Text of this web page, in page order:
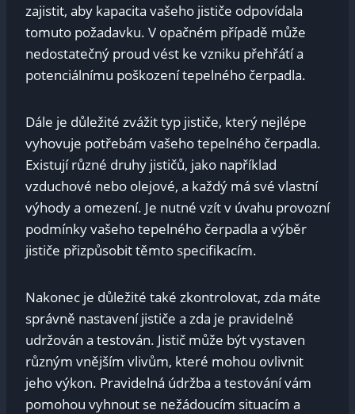
zajistit, aby kapacita vašeho​ jističe‍ odpovídala
tomuto požadavku. ​V⁢ opačném případě může
nedostatečný⁣ proud vést ke ⁤vzniku přehřátí a⁣
potenciálnímu⁤ poškození tepelného⁤ čerpadla.
Dále je důležité zvážit⁢ typ jističe, který nejlépe
vyhovuje⁢ potřebám vašeho tepelného čerpadla.⁢
Existují různé druhy jističů, jako například
‍vzduchové nebo⁢ olejové,‌ a každý má své vlastní
výhody a omezení. Je nutné vzít v‍ úvahu provozní‍
podmínky vašeho tepelného ⁣čerpadla a výběr
jističe​ přizpůsobit těmto specifikacím.
Nakonec je důležité také zkontrolovat,⁣ zda máte
správně nastavení jističe⁤ a zda ‌je pravidelně
udržován ⁣a testován. ​Jistič může být⁢ vystaven
různým vnějším⁢ vlivům,⁢ které mohou ovlivnit
jeho výkon. Pravidelná údržba a testování vám⁤
pomohou vyhnout ⁢se nežádoucím⁢ situacím ​a